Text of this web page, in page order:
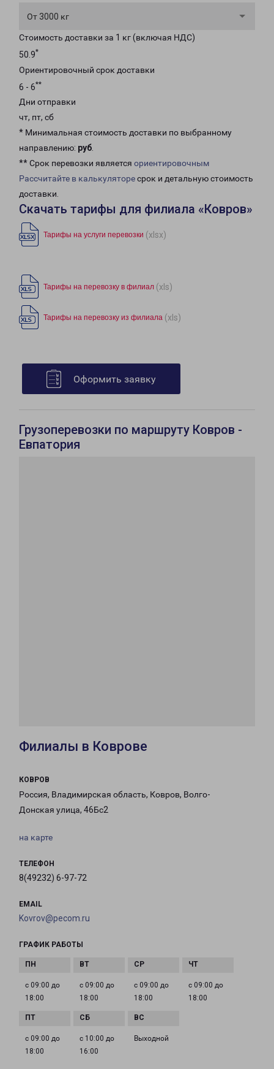
От 3000 кг
Стоимость доставки за 1 кг (включая НДС)
50.9*
Ориентировочный срок доставки
6 - 6**
Дни отправки
чт, пт, сб
* Минимальная стоимость доставки по выбранному
направлению: руб.
** Срок перевозки является ориентировочным
Рассчитайте в калькуляторесрок и детальную стоимость
доставки.
Скачать тарифы для филиала «Ковров»
Тарифы на услуги перевозки (xlsx)
Тарифы на перевозку в филиал (xls)
Тарифы на перевозку из филиала (xls)
Оформить заявку
Грузоперевозки по маршруту Ковров -
Евпатория
Филиалы в Коврове
КОВРОВ
Россия, Владимирская область, Ковров, Волго-
Донская улица, 46Бс2
на карте
ТЕЛЕФОН
8(49232) 6-97-72
EMAIL
Kovrov@pecom.ru
ГРАФИК РАБОТЫ
с 09:00 до
18:00
с 09:00 до
18:00
с 09:00 до
18:00
с 09:00 до
18:00
с 09:00 до
18:00
с 10:00 до
16:00
Выходной